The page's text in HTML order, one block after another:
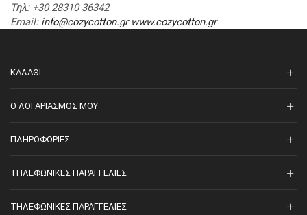
Τηλ: +30 28310 36342
Email: info@cozycotton.gr www.cozycotton.gr
ΚΑΛΆΘΙ
O ΛΟΓΑΡΙΑΣΜΌΣ ΜΟΥ
ΠΛΗΡΟΦΟΡΊΕΣ
ΤΗΛΕΦΩΝΙΚΈΣ ΠΑΡΑΓΓΕΛΊΕΣ
ΤΗΛΕΦΩΝΙΚΈΣ ΠΑΡΑΓΓΕΛΊΕΣ